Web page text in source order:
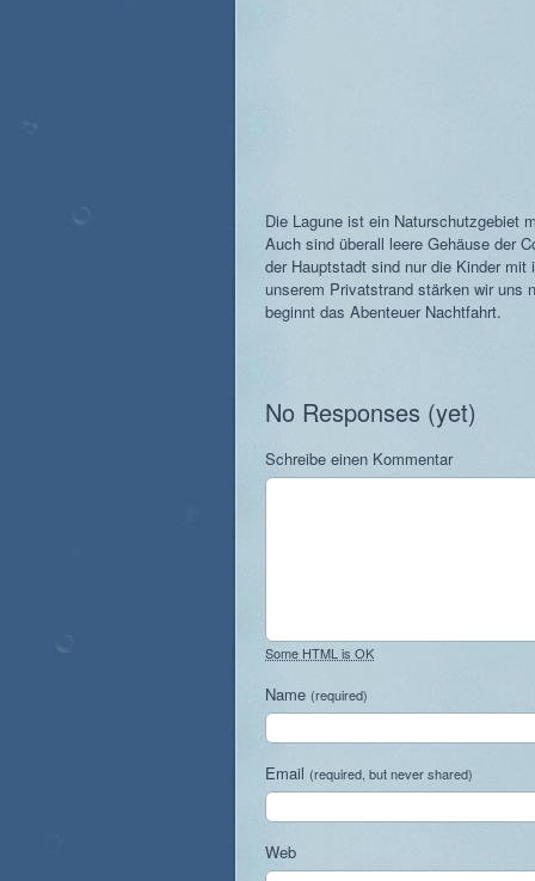
Die Lagune ist ein Naturschutzgebiet
Auch sind überall leere Gehäuse der
der Hauptstadt sind nur die Kinder
unserem Privatstrand stärken wir uns
beginnt das Abenteuer Nachtfahrt.
No Responses (yet)
Schreibe einen Kommentar
Some HTML is OK
Name (required)
Email (required, but never shared)
Web